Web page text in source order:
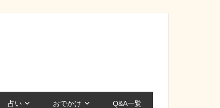
占い おでかけ Q&A一覧